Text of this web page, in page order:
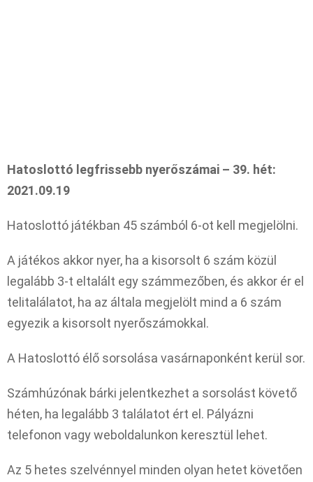
Hatoslottó legfrissebb nyerőszámai – 39. hét:
2021.09.19
Hatoslottó játékban 45 számból 6-ot kell megjelölni.
A játékos akkor nyer, ha a kisorsolt 6 szám közül
legalább 3-t eltalált egy számmezőben, és akkor ér el
telitalálatot, ha az általa megjelölt mind a 6 szám
egyezik a kisorsolt nyerőszámokkal.
A Hatoslottó élő sorsolása vasárnaponként kerül sor.
Számhúzónak bárki jelentkezhet a sorsolást követő
héten, ha legalább 3 találatot ért el. Pályázni
telefonon vagy weboldalunkon keresztül lehet.
Az 5 hetes szelvénnyel minden olyan hetet követően